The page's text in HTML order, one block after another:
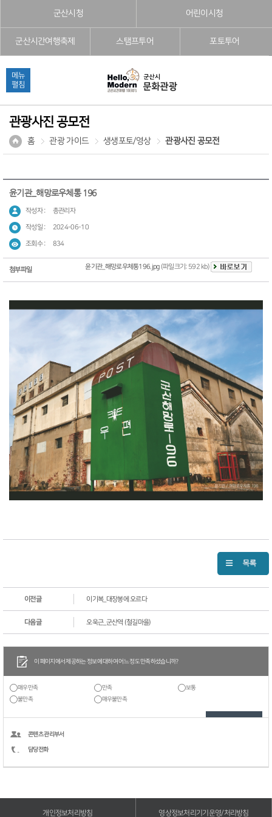
군산시청 어린이시청
군산시간여행축제 스탬프투어 포토투어
메뉴
펼침
관광사진 공모전
홈 관광 가이드 생생포토/영상 관광사진 공모전
윤기관_해망로우체통 196
작성자 : 총관리자
작성일 : 2024-06-10
조회수 : 834
첨부파일 윤기관_해망로우체통196.jpg (파일크기: 592 kb)
이전글 이기복_대장봉에 오르다
다음글 오욱근_군산역 (철길마을)
이 페이지에서 제공하는 정보에 대하여 어느 정도 만족하셨습니까?
매우만족 만족
보통
불만족
매우불만족
콘텐츠 관리부서
담당전화
개인정보처리방침 영상정보처리기기운영/처리방침